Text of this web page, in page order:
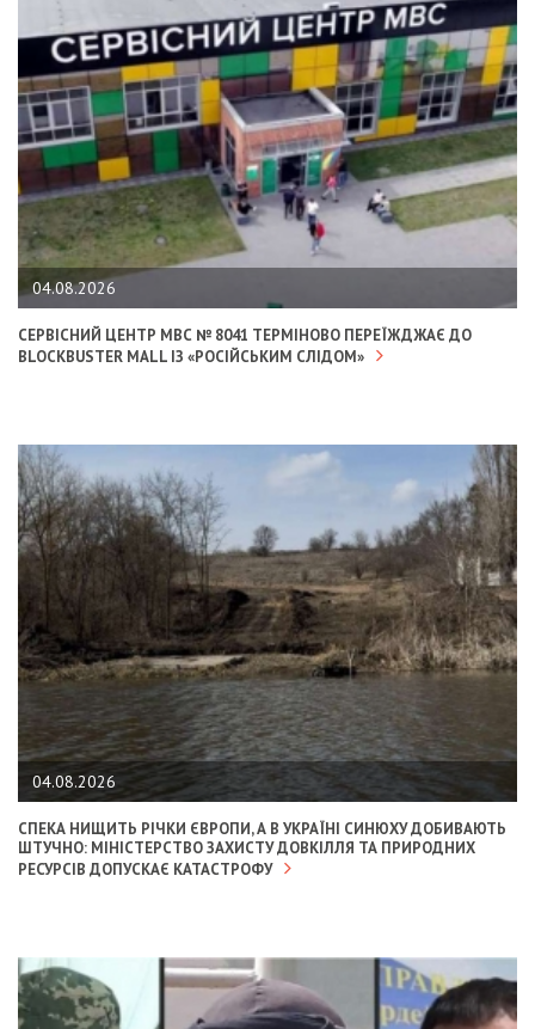
04.08.2026
СЕРВІСНИЙ ЦЕНТР МВС № 8041 ТЕРМІНОВО ПЕРЕЇЖДЖАЄ ДО
BLOCKBUSTER MALL ІЗ «РОСІЙСЬКИМ СЛІДОМ»
04.08.2026
СПЕКА НИЩИТЬ РІЧКИ ЄВРОПИ, А В УКРАЇНІ СИНЮХУ ДОБИВАЮТЬ
ШТУЧНО: МІНІСТЕРСТВО ЗАХИСТУ ДОВКІЛЛЯ ТА ПРИРОДНИХ
РЕСУРСІВ ДОПУСКАЄ КАТАСТРОФУ